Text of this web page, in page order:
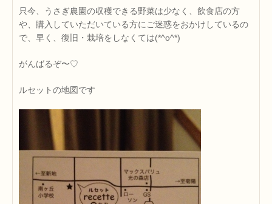
只今、うさぎ農園の収穫できる野菜は少なく、飲食店の方
や、購入していただいている方にご迷惑をおかけしているの
で、早く、復旧・栽培をしなくては(*^o^*)
がんばるぞ〜♡
ルセットの地図です